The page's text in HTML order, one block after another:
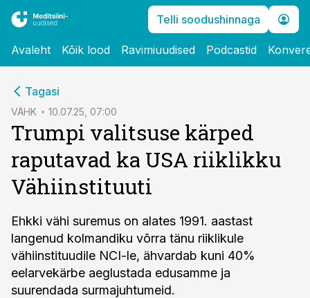
Telli soodushinnaga
Avaleht Kõik lood Ravimiuudised Podcastid
Tagasi
VÄHK 10.07.25, 07:00
Trumpi valitsuse kärped
raputavad ka USA riiklikku
Vähiinstituuti
Ehkki vähi suremus on alates 1991. aastast
langenud kolmandiku võrra tänu riiklikule
vähiinstituudile NCI-le, ähvardab kuni 40%
eelarvekärbe aeglustada edusamme ja
suurendada surmajuhtumeid.